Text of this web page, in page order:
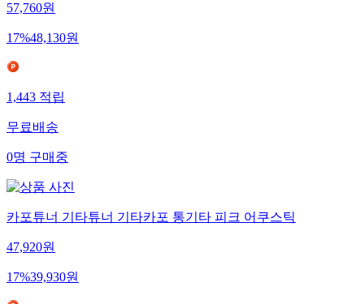
57,760원
17%48,130원
1,443 적립
무료배송
0명 구매중
카포튜너 기타튜너 기타카포 통기타 피크 어쿠스틱
47,920원
17%39,930원